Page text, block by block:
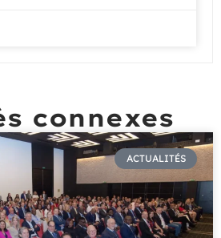
connexes
ACTUALITÉS